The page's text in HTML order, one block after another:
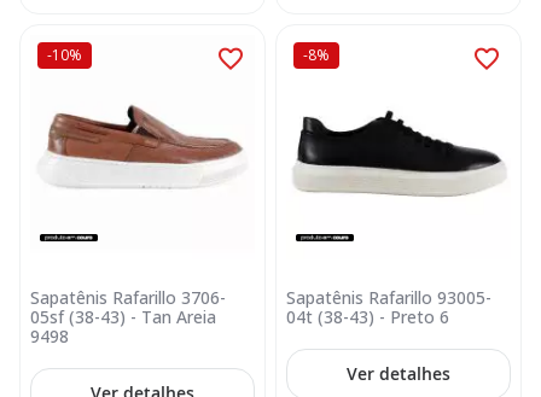
-10%
Sapatênis Rafarillo 3706-
05sf (38-43) - Tan Areia
9498
-8%
Sapatênis Rafarillo 93005-
04t (38-43) - Preto 6
Ver detalhes